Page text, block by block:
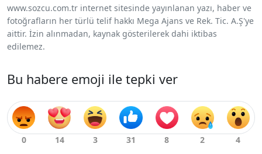
www.sozcu.com.tr internet sitesinde yayınlanan yazı, haber ve
fotoğrafların her türlü telif hakkı Mega Ajans ve Rek. Tic. A.Ş'ye
aittir. İzin alınmadan, kaynak gösterilerek dahi iktibas
edilemez.
Bu habere emoji ile tepki ver